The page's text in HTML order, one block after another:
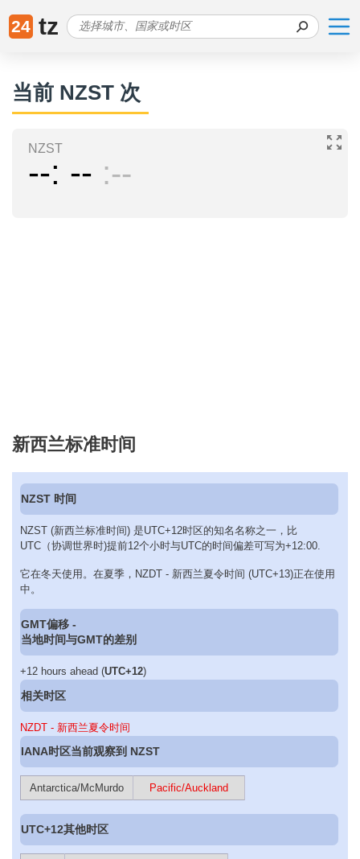
24 tz
当前 NZST 次
NZST
-- -- --
新西兰标准时间
NZST 时间
NZST (新西兰标准时间) 是UTC+12时区的知名名称之一，比
UTC（协调世界时)提前12个小时与UTC的时间偏差可写为+12:00.
它在冬天使用。在夏季，NZDT - 新西兰夏令时间 (UTC+13)正在使用
中。
GMT偏移 -
当地时间与GMT的差别
+12 hours ahead (UTC+12)
相关时区
NZDT - 新西兰夏令时间
IANA时区当前观察到 NZST
Antarctica/McMurdo Pacific/Auckland
UTC+12其他时区